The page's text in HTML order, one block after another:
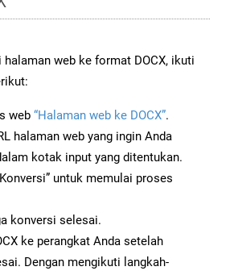
web ke format DOCX, ikuti
web “Halaman web ke DOCX”.
halaman web yang ingin Anda
kotak input yang ditentukan.
untuk memulai proses
konversi selesai.
ke perangkat Anda setelah
Dengan mengikuti langkah-